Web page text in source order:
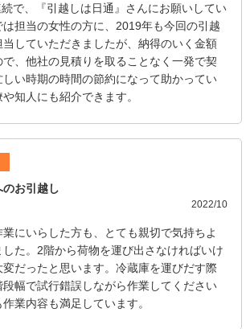
で、『引越しは日通』さんにお願いしてい
は担当の女性の方に、2019年も今回の引越
していただきましたが、納得のいく金額
、他社の見積りを取ることなく一発で契
い時期の時間の節約になって助かってい
知人にも紹介できます。
お引越し
2022/10
にいらした方も、とても親切で気持ちよ
した。2階から荷物を運び出さなければいけ
だったと思います。冷蔵庫を運びだす際
幅で試行錯誤しながら作業してください
業内容も満足しています。